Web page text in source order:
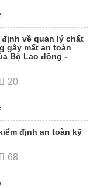
định về quản lý chất
gây mất an toàn
Bộ Lao động -
20
định an toàn kỹ
68